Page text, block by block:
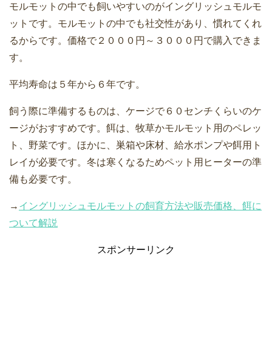
モルモットの中でも飼いやすいのがイングリッシュモルモ
ットです。モルモットの中でも社交性があり、慣れてくれ
るからです。価格で２０００円～３０００円で購入できま
す。
平均寿命は５年から６年です。
飼う際に準備するものは、ケージで６０センチくらいのケ
ージがおすすめです。餌は、牧草かモルモット用のペレッ
ト、野菜です。ほかに、巣箱や床材、給水ポンプや餌用ト
レイが必要です。冬は寒くなるためペット用ヒーターの準
備も必要です。
→ イングリッシュモルモットの飼育方法や販売価格、餌に
ついて解説
スポンサーリンク